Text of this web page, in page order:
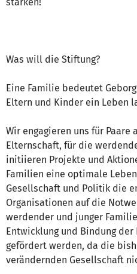
Was will die Stiftung?
Eine Familie bedeutet
Eltern und Kinder ein Leben
Wir engagieren uns für Paare
Elternschaft, für die
initiieren Projekte und
Familien eine optimale
Gesellschaft und Politik die
Organisationen auf die
werdender und junger
Entwicklung und Bindung
gefördert werden, da die
verändernden Gesellschaft